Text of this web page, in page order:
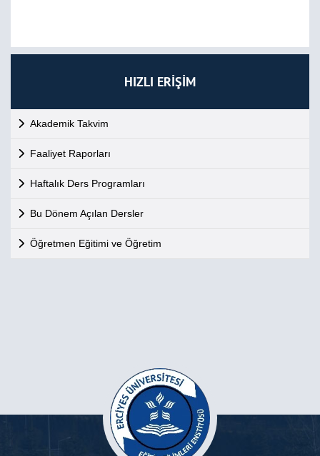
HIZLI ERİŞİM
Akademik Takvim
Faaliyet Raporları
Haftalık Ders Programları
Bu Dönem Açılan Dersler
Öğretmen Eğitimi ve Öğretim